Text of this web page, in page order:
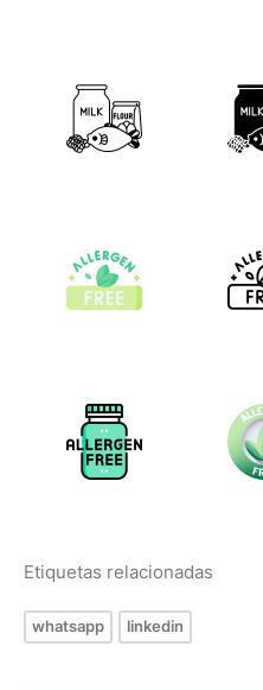
Etiquetas relacionadas
whatsapp linkedin